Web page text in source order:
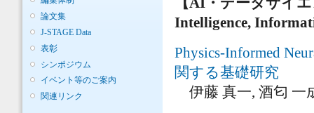
論文集
J-STAGE Data
表彰
シンポジウム
イベント等のご案内
関連リンク
Intelligence,
Physics-Informed
関する基礎研究
伊藤 真一, 酒匂 一